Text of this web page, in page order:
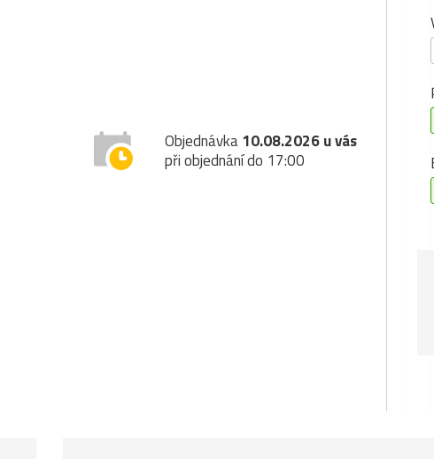
Objednávka10.08.2026 u vás
při objednání do 17:00